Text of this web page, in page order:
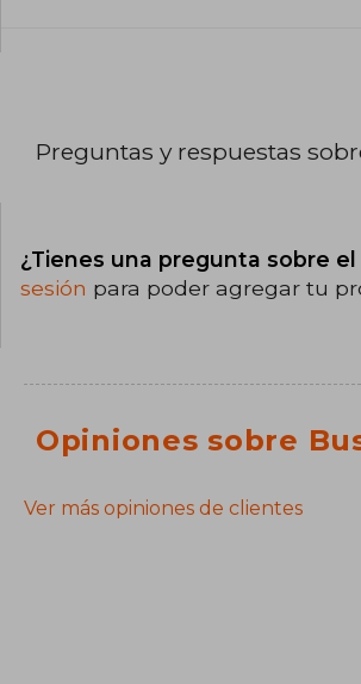
Preguntas y respuestas
¿Tienes una pregunta sobre el
sesión para poder agregar tu
Opiniones sobre
Ver más opiniones de clientes